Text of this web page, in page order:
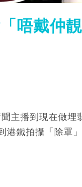
唔戴仲
主播到現在做埋
港鐵拍攝「除罩